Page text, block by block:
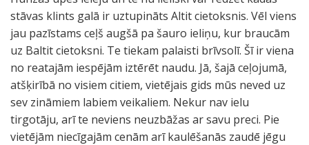
stāvas klints galā ir uztupināts Altit cietoksnis. Vēl viens
jau pazīstams ceļš augšā pa šauro ieliņu, kur braucām
uz Baltit cietoksni. Te tiekam palaisti brīvsolī. Šī ir viena
no reatajām iespējām iztērēt naudu. Jā, šajā ceļojumā,
atšķirībā no visiem citiem, vietējais gids mūs neved uz
sev zināmiem labiem veikaliem. Nekur nav ielu
tirgotāju, arī te neviens neuzbāžas ar savu preci. Pie
vietējām niecīgajām cenām arī kaulēšanās zaudē jēgu